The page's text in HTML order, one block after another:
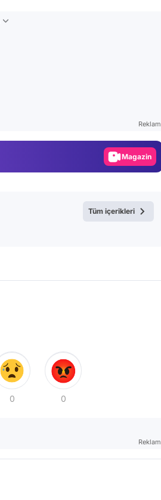
Reklam
Magazin
Tüm içerikleri
0 0
Reklam